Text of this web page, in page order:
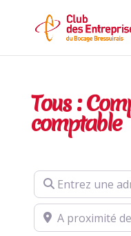
Tous :
comptable
Entrez une adresse
A proximité de